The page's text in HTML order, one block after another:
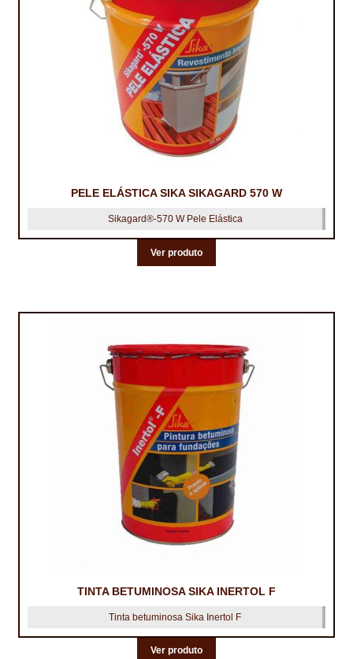
PELE ELÁSTICA SIKA SIKAGARD 570 W
Sikagard®-570 W Pele Elástica
Ver produto
TINTA BETUMINOSA SIKA INERTOL F
Tinta betuminosa Sika Inertol F
Ver produto